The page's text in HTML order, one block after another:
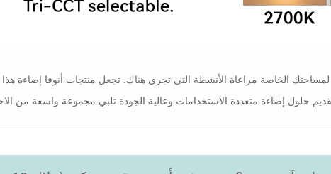
الخاصة مراعاة الأنشطة التي تجري هناك. تجعل منتجات أنوفا إضاءة هذا